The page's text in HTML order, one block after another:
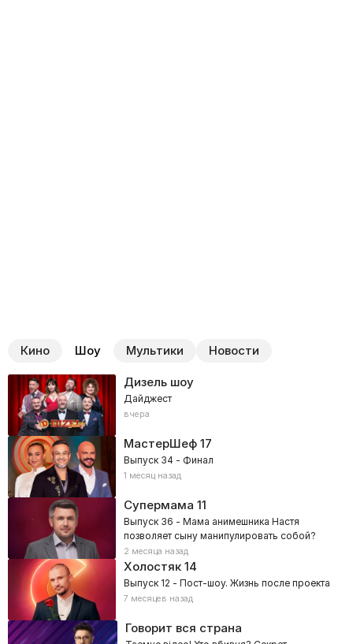
Кино Шоу Мультики Новости
Дизель шоу
Дайджест
вчера
МастерШеф17
Выпуск 34 - Финал
1 месяц назад
Супермама 11
Выпуск 36 - Мама анимешника Настя
позволяет сыну манипулировать собой?
2 месяца назад
Холостяк14
Выпуск 12 - Пост-шоу. Жизнь после проекта
7 месяцев назад
Говорит вся страна